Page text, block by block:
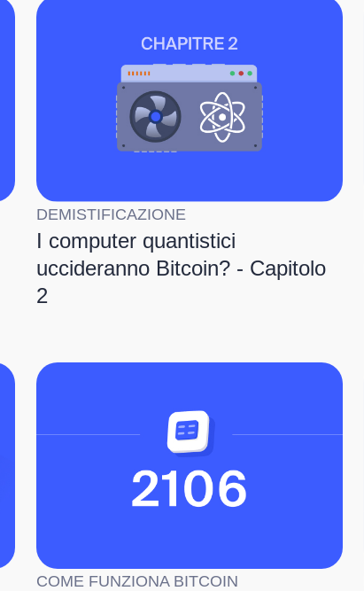
DEMISTIFICAZIONE
I computer quantistici
uccideranno Bitcoin? - Capitolo
2
COME FUNZIONA BITCOIN